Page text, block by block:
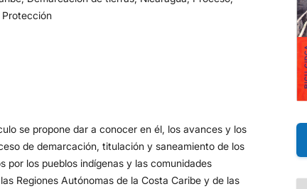
Protección
se propone dar a conocer en él, los avances y los
de demarcación, titulación y saneamiento de los
por los pueblos indígenas y las comunidades
Regiones Autónomas de la Costa Caribe y de las